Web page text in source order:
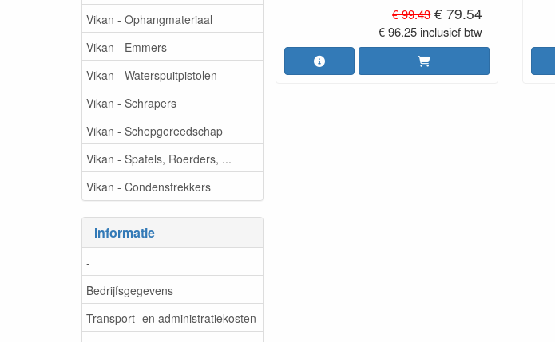
Vikan - Ophangmateriaal
Vikan - Emmers
Vikan - Waterspuitpistolen
Vikan - Schrapers
Vikan - Schepgereedschap
Vikan - Spatels, Roerders, ...
Vikan - Condenstrekkers
Informatie
-
Bedrijfsgegevens
Transport- en administratiekosten
€ 99.43 € 79.54
€ 96.25 inclusief btw